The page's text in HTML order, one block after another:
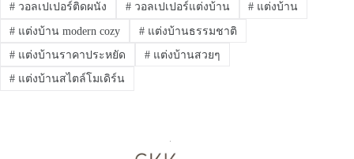
#วอลเปเปอร์ติดผนัง #วอลเปเปอร์แต่งบ้าน # แต่งบ้าน
#แต่งบ้าน modern cozy #แต่งบ้านธรรมชาติ
#แต่งบ้านราคาประหยัด #แต่งบ้านสวยๆ
#แต่งบ้านสไตล์โมเดิร์น